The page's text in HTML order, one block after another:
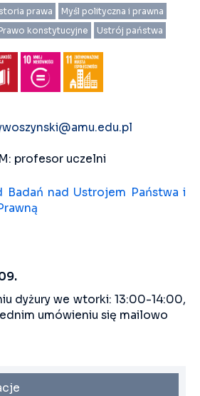
prawa
Myśl polityczna i prawna
konstytucyjne Ustrój państwa
profesor uczelni
Badań nad Ustrojem Państwa i
dyżury we wtorki: 13:00-14:00,
umówieniu się mailowo